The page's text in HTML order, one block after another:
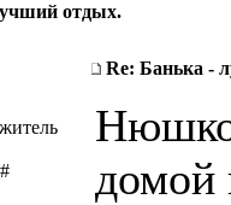
отдых.
Re: Банька -
домой